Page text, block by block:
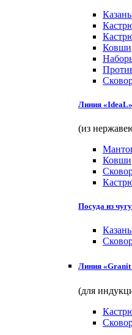
Ковши
Линия «IdeaL»
(из
Ковши
Посуда из
Линия
(для